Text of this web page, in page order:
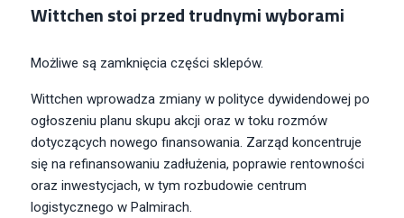
Wittchen stoi przed trudnymi wyborami
Możliwe są zamknięcia części sklepów.
Wittchen wprowadza zmiany w polityce dywidendowej po
ogłoszeniu planu skupu akcji oraz w toku rozmów
dotyczących nowego finansowania. Zarząd koncentruje
się na refinansowaniu zadłużenia, poprawie rentowności
oraz inwestycjach, w tym rozbudowie centrum
logistycznego w Palmirach.